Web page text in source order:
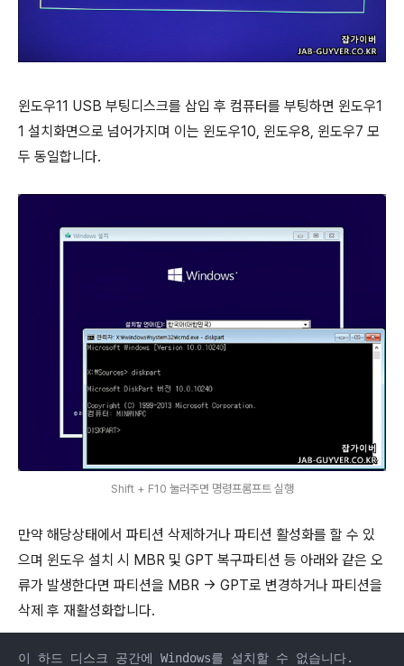
윈도우11 USB 부팅디스크를 삽입 후 컴퓨터를 부팅하면 윈도우1
1 설치화면으로 넘어가지며 이는 윈도우10, 윈도우8, 윈도우7 모
두 동일합니다.
Shift + F10 눌러주면 명령프롬프트 실행
만약 해당상태에서 파티션 삭제하거나 파티션 활성화를 할 수 있
으며 윈도우 설치 시 MBR 및 GPT 복구파티션 등 아래와 같은 오
류가 발생한다면 파티션을 MBR -> GPT로 변경하거나 파티션을
삭제 후 재활성화합니다.
이 하드 디스크 공간에 Windows를 설치할 수 없습니다.